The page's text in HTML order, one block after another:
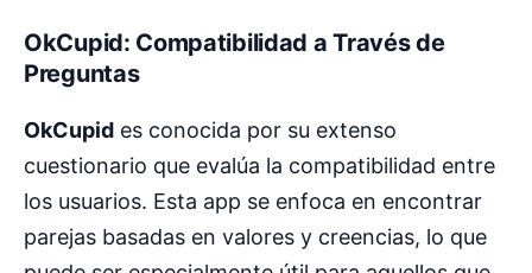
OkCupid: Compatibilidad a Través de
Preguntas
OkCupid es conocida por su extenso
cuestionario que evalúa la compatibilidad entre
los usuarios. Esta app se enfoca en encontrar
parejas basadas en valores y creencias, lo que